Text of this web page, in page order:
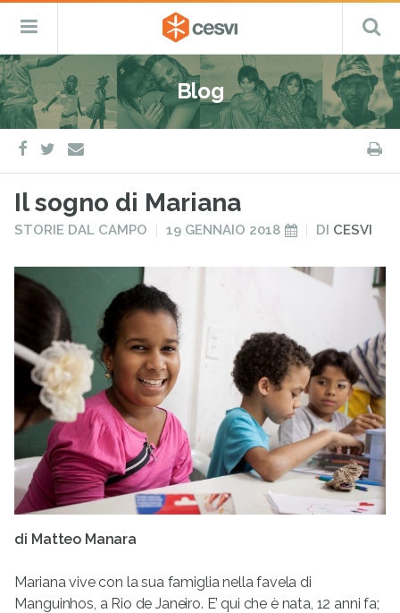
Salta
al
contenuto
CESVI
Fondazione
–
ETS
Cooperazione,
Emergenza
e
Sviluppo
Menu
Blog
facebook
twitter
e-
mail
Il sogno di Mariana
PUBBLICATO
STORIE DAL CAMPO
PUBBLICATO
IL
19 GENNAIO 2018 DI CESVI
di Matteo Manara
Mariana vive con la sua famiglia nella favela di
Manguinhos, a Rio de Janeiro. E’ qui che è nata, 12 anni fa;